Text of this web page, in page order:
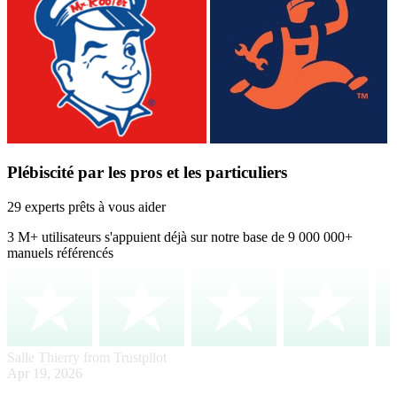
Plébiscité par les pros et les particuliers
29 experts prêts à vous aider
3 M+ utilisateurs s'appuient déjà sur notre base de 9 000 000+
manuels référencés
Salle Thierry from Trustpilot
Apr 19, 2026